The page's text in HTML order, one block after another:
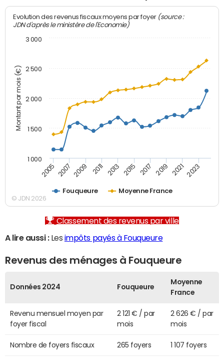
Montant par mois (€)
Evolution des revenus fiscaux moyens par foyer (source :
JDN d'après le ministère de l'Economie)
Fouqueure Moyenne France
2005 2007 2009 2011 2013 2015 2017 2019 2021 2023
1 000
1 500
2 000
2 500
3 000
© JDN 2026
Classement des revenus par ville
A lire aussi :Les impôts payés à Fouqueure
Revenus des ménages à Fouqueure
Données 2024 Fouqueure
Moyenne
France
Revenu mensuel moyen par
foyer fiscal
2 121 € / par
mois
2 626 € / par
mois
Nombre de foyers fiscaux 265 foyers 1 107 foyers